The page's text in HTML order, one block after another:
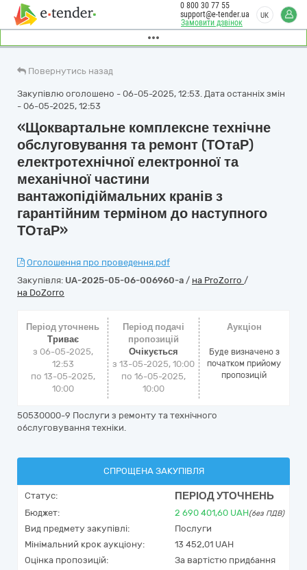
Замовити дзвінок
0 800 30 77 55
support@e-tender.ua
UK
Повернутись назад
Закупівлю оголошено - 06-05-2025, 12:53. Дата останніх змін
- 06-05-2025, 12:53
«Щоквартальне комплексне технічне
обслуговування та ремонт (ТОтаР)
електротехнічної електронної та
механічної частини
вантажопідіймальних кранів з
гарантійним терміном до наступного
ТОтаР»
Оголошення про проведення.pdf
Закупівля: UA-2025-05-06-006960-a / на ProZorro /
на DoZorro
Період уточнень
Триває
з 06-05-2025,
12:53
по 13-05-2025,
10:00
Період подачі
пропозицій
Очікується
з 13-05-2025, 10:00
по 16-05-2025,
10:00
Аукціон
Буде визначено з
початком прийому
пропозицій
50530000-9 Послуги з ремонту та технічного
обслуговування техніки.
СПРОЩЕНА ЗАКУПІВЛЯ
Статус: ПЕРІОД УТОЧНЕНЬ
Бюджет: 2 690 401,60 UAH(без ПДВ)
Вид предмету закупівлі:
Послуги
Мінімальний крок аукціону:
13 452,01 UAH
Оцінка пропозицій:
За вартістю придбання